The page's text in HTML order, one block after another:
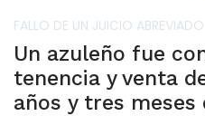
FALLO DE UN JUICIO ABREVIADO
Un azuleño fue
tenencia y venta
años y tres meses